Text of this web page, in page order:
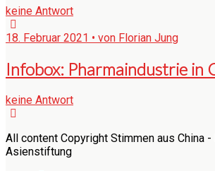
keine Antwort
18. Februar 2021 • von Florian Jung
Infobox: Pharmaindustrie in
keine Antwort
All content Copyright Stimmen aus China -
Asienstiftung